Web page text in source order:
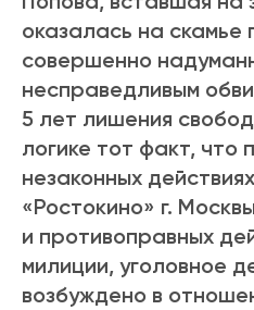
оказалась на скамье
совершенно
несправедливым
5 лет лишения
логике тот факт, что
незаконных
«Ростокино» г.
и противоправных
милиции, уголовное
возбуждено в